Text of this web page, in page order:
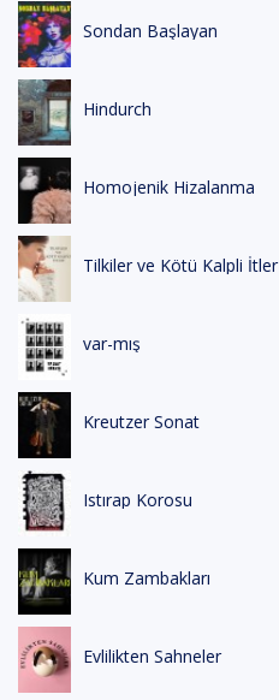
Sondan Başlayan
Hindurch
Homojenik Hizalanma
Tilkiler ve Kötü Kalpli İtler
var-mış
Kreutzer Sonat
Istırap Korosu
Kum Zambakları
Evlilikten Sahneler